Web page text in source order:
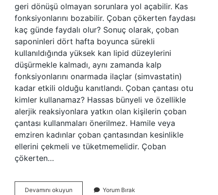
geri dönüşü olmayan sorunlara yol açabilir. Kas
fonksiyonlarını bozabilir. Çoban çökerten faydası
kaç günde faydalı olur? Sonuç olarak, çoban
saponinleri dört hafta boyunca sürekli
kullanıldığında yüksek kan lipid düzeylerini
düşürmekle kalmadı, aynı zamanda kalp
fonksiyonlarını onarmada ilaçlar (simvastatin)
kadar etkili olduğu kanıtlandı. Çoban çantası otu
kimler kullanamaz? Hassas bünyeli ve özellikle
alerjik reaksiyonlara yatkın olan kişilerin çoban
çantası kullanmaları önerilmez. Hamile veya
emziren kadınlar çoban çantasından kesinlikle
ellerini çekmeli ve tüketmemelidir. Çoban
çökerten…
Devamını okuyun Yorum Bırak